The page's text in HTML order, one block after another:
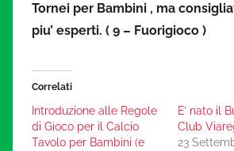
Tornei per Bambini , ma
piu’ esperti. ( 9 – Fuorigioco )
Correlati
Introduzione alle Regole
di Gioco per il Calcio
Tavolo per Bambini (e
E’ nato il
Club
23